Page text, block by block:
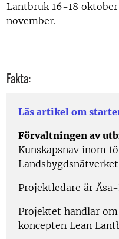
Lantbruk 16-18
november.
Fakta:
Läs artikel om
Förvaltningen av
Kunskapsnav inom
Projektledare är
Projektet handlar
koncepten Lean